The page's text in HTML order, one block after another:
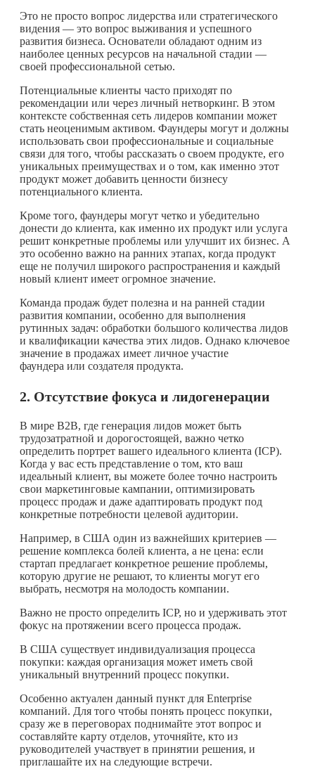
Это не просто вопрос лидерства или стратегического
видения — это вопрос выживания и успешного
развития бизнеса. Основатели обладают одним из
наиболее ценных ресурсов на начальной стадии —
своей профессиональной сетью.
Потенциальные клиенты часто приходят по
рекомендации или через личный нетворкинг. В этом
контексте собственная сеть лидеров компании может
стать неоценимым активом. Фаундеры могут и должны
использовать свои профессиональные и социальные
связи для того, чтобы рассказать о своем продукте, его
уникальных преимуществах и о том, как именно этот
продукт может добавить ценности бизнесу
потенциального клиента.
Кроме того, фаундеры могут четко и убедительно
донести до клиента, как именно их продукт или услуга
решит конкретные проблемы или улучшит их бизнес. А
это особенно важно на ранних этапах, когда продукт
еще не получил широкого распространения и каждый
новый клиент имеет огромное значение.
Команда продаж будет полезна и на ранней стадии
развития компании, особенно для выполнения
рутинных задач: обработки большого количества лидов
и квалификации качества этих лидов. Однако ключевое
значение в продажах имеет личное участие
фаундера или создателя продукта.
2. Отсутствие фокуса и лидогенерации
В мире B2B, где генерация лидов может быть
трудозатратной и дорогостоящей, важно четко
определить портрет вашего идеального клиента (ICP).
Когда у вас есть представление о том, кто ваш
идеальный клиент, вы можете более точно настроить
свои маркетинговые кампании, оптимизировать
процесс продаж и даже адаптировать продукт под
конкретные потребности целевой аудитории.
Например, в США один из важнейших критериев —
решение комплекса болей клиента, а не цена: если
стартап предлагает конкретное решение проблемы,
которую другие не решают, то клиенты могут его
выбрать, несмотря на молодость компании.
Важно не просто определить ICP, но и удерживать этот
фокус на протяжении всего процесса продаж.
В США существует индивидуализация процесса
покупки: каждая организация может иметь свой
уникальный внутренний процесс покупки.
Особенно актуален данный пункт для Enterprise
компаний. Для того чтобы понять процесс покупки,
сразу же в переговорах поднимайте этот вопрос и
составляйте карту отделов, уточняйте, кто из
руководителей участвует в принятии решения, и
приглашайте их на следующие встречи.